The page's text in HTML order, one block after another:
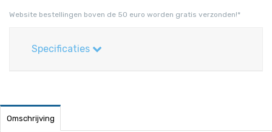
Website bestellingen boven de 50 euro worden gratis verzonden!*
Specificaties
Omschrijving